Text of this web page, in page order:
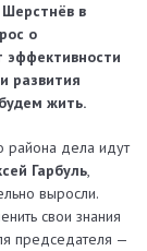
в
о
эффективности
развития
жить.
района дела идут
Гарбуль,
выросли.
свои знания
председателя —